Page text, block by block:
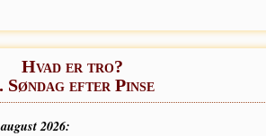
Hvad er tro?
Søndag efter Pinse
2026: